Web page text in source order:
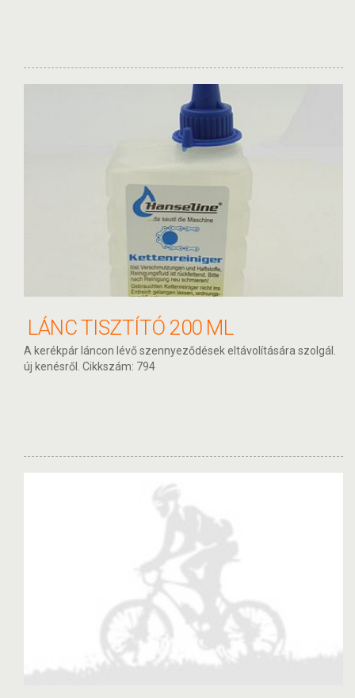
LÁNC TISZTÍTÓ 200 ML
A kerékpár láncon lévő szennyeződések eltávolítására szolgál.
új kenésről. Cikkszám: 794